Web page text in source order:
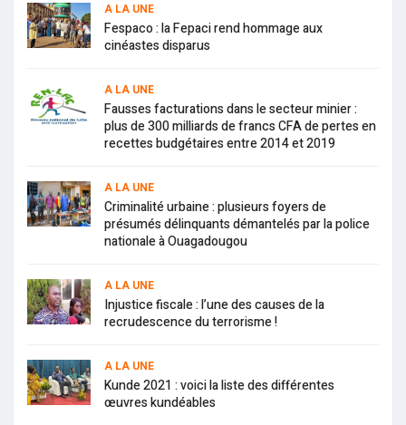
A LA UNE
Fespaco : la Fepaci rend hommage aux
cinéastes disparus
A LA UNE
Fausses facturations dans le secteur minier :
plus de 300 milliards de francs CFA de pertes en
recettes budgétaires entre 2014 et 2019
A LA UNE
Criminalité urbaine : plusieurs foyers de
présumés délinquants démantelés par la police
nationale à Ouagadougou
A LA UNE
Injustice fiscale : l’une des causes de la
recrudescence du terrorisme !
A LA UNE
Kunde 2021 : voici la liste des différentes
œuvres kundéables